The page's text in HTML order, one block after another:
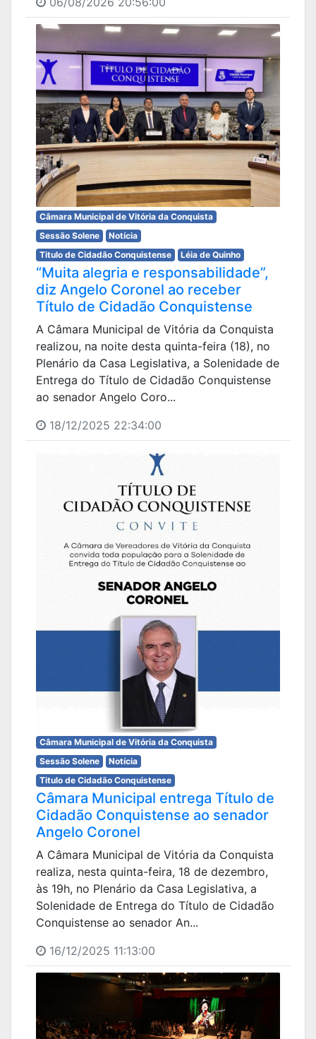
Câmara Municipal de Vitória da Conquista
Sessão Solene
Notícia
Titulo de Cidadão Conquistense
Léia de Quinho
“Muita alegria e responsabilidade”,
diz Angelo Coronel ao receber
Título de Cidadão Conquistense
A Câmara Municipal de Vitória da Conquista
realizou, na noite desta quinta-feira (18), no
Plenário da Casa Legislativa, a Solenidade de
Entrega do Título de Cidadão Conquistense
ao senador Angelo Coro...
18/12/2025 22:34:00
Câmara Municipal de Vitória da Conquista
Sessão Solene
Notícia
Titulo de Cidadão Conquistense
Câmara Municipal entrega Título de
Cidadão Conquistense ao senador
Angelo Coronel
A Câmara Municipal de Vitória da Conquista
realiza, nesta quinta-feira, 18 de dezembro,
às 19h, no Plenário da Casa Legislativa, a
Solenidade de Entrega do Título de Cidadão
Conquistense ao senador An...
16/12/2025 11:13:00